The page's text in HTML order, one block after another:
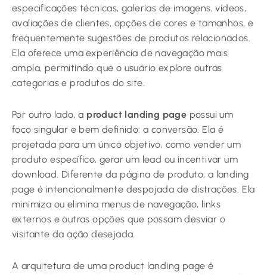
especificações técnicas, galerias de imagens, vídeos,
avaliações de clientes, opções de cores e tamanhos, e
frequentemente sugestões de produtos relacionados.
Ela oferece uma experiência de navegação mais
ampla, permitindo que o usuário explore outras
categorias e produtos do site.
Por outro lado, a product landing page possui um
foco singular e bem definido: a conversão. Ela é
projetada para um único objetivo, como vender um
produto específico, gerar um lead ou incentivar um
download. Diferente da página de produto, a landing
page é intencionalmente despojada de distrações. Ela
minimiza ou elimina menus de navegação, links
externos e outras opções que possam desviar o
visitante da ação desejada.
A arquitetura de uma product landing page é